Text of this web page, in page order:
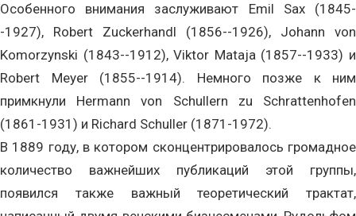
Особенного внимания заслуживают Emil Sax (1845-
-1927), Robert Zuckerhandl (1856--1926), Johann von
Komorzynski (1843--1912), Viktor Mataja (1857--1933) и
Robert Meyer (1855--1914). Немного позже к ним
примкнули Hermann von Schullern zu Schrattenhofen
(1861-1931) и Richard Schuller (1871-1972).
В 1889 году, в котором сконцентрировалось громадное
количество важнейших публикаций этой группы,
появился также важный теоретический трактат,